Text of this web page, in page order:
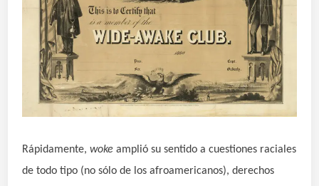
Rápidamente,wokeamplió su sentido a cuestiones raciales
de todo tipo (no sólo de los afroamericanos),derechos